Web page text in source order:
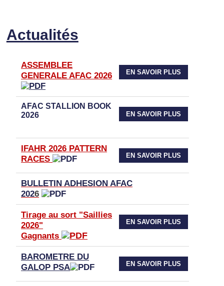
Actualités
ASSEMBLEE
GENERALE AFAC 2026
EN SAVOIR PLUS
AFAC STALLION BOOK
2026
EN SAVOIR PLUS
IFAHR 2026 PATTERN
RACES
EN SAVOIR PLUS
BULLETIN ADHESION AFAC
2026
Tirage au sort "Saillies
2026"
Gagnants
EN SAVOIR PLUS
BAROMETRE DU
GALOP PSA
EN SAVOIR PLUS